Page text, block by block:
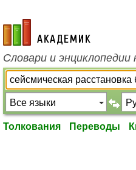
academic.ru
Словари и энциклопедии
Толкования Переводы